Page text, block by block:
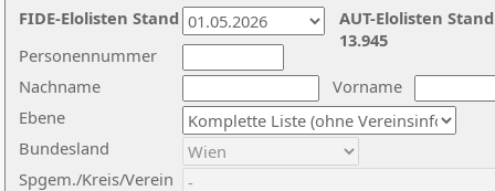
Nachname
Vorname
Ebene
Personennummer
Bundesland
Spgem./Kreis/Verein
AUT-Elolisten
13.945
FIDE-Elolisten Stand